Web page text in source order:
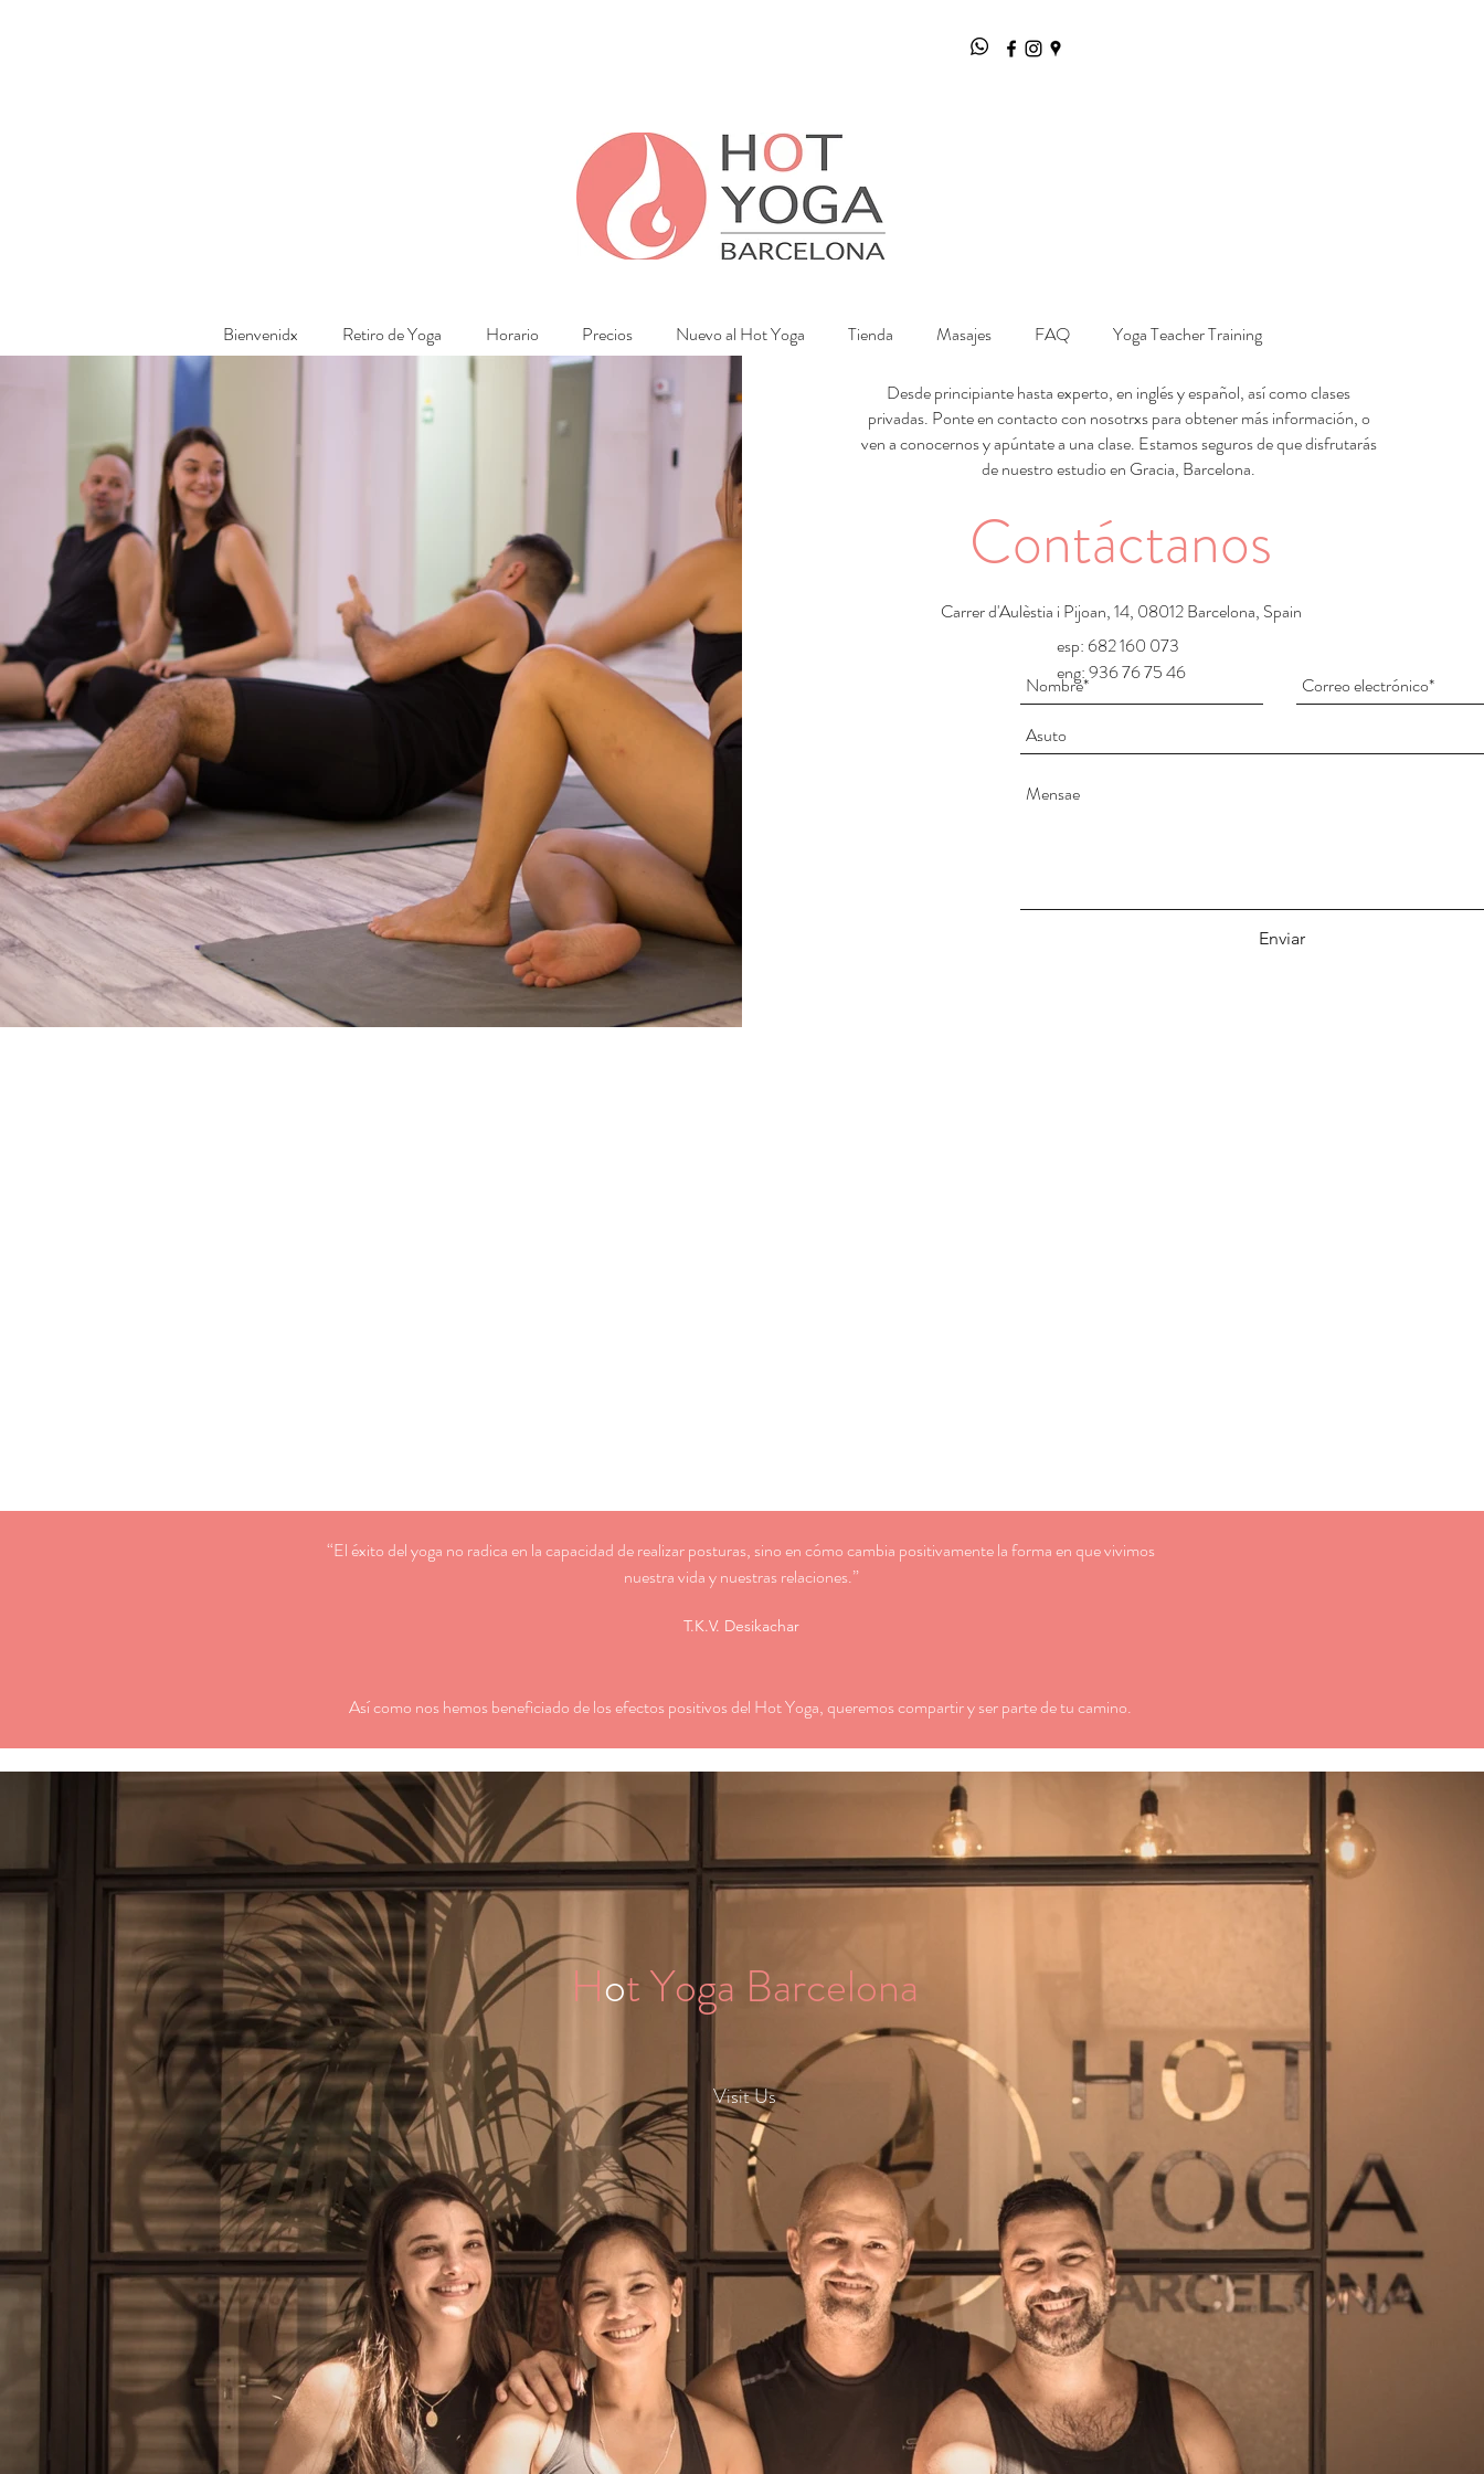
Bienvenidx Retiro de Yoga Horario Precios Nuevo al Hot Yoga Tienda Masajes FAQ Yoga Teacher Training
Desde principiante hasta experto, en inglés y español, así como clases
privadas. Ponte en contacto con nosotrxs para obtener más información, o
ven a conocernos y apúntate a una clase. Estamos seguros de que disfrutarás
de nuestro estudio en Gracia, Barcelona.
Contáctanos
Carrer d'Aulèstia i Pijoan, 14, 08012 Barcelona, Spain
esp: 682 160 073
eng: 936 76 75 46
Enviar
“El éxito del yoga no radica en la capacidad de realizar posturas, sino en cómo cambia positivamente la forma en que vivimos
nuestra vida y nuestras relaciones.”
T.K.V. Desikachar
Así como nos hemos beneficiado de los efectos positivos del Hot Yoga, queremos compartir y ser parte de tu camino.
Hot Yoga Barcelona
Visit Us